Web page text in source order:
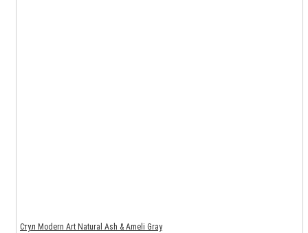
Стул Modern Art Natural Ash & Ameli Gray